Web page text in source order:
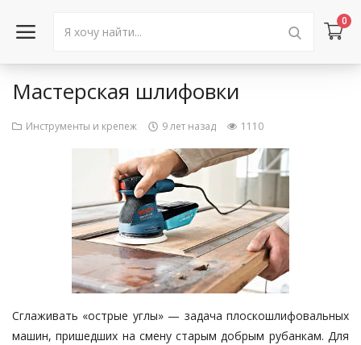
0
Войти в аккаунт
Объявления
Контакты
Мастерская шлифовки
Инструменты и крепеж 9 лет назад 1110
Сглаживать «острые углы» — задача плоскошлифовальных
машин, пришедших на смену старым добрым рубанкам. Для